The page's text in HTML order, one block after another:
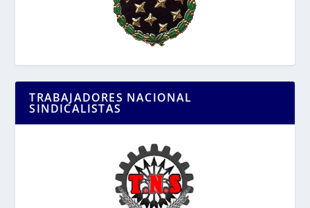
TRABAJADORES NACIONAL
SINDICALISTAS